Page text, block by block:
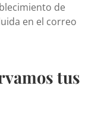
de
en el correo
tus